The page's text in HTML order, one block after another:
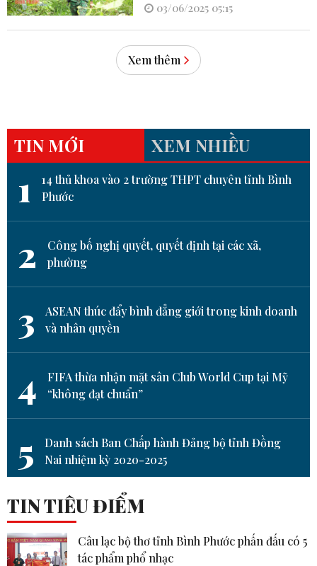
03/06/2025 05:15
Xem thêm
TIN MỚI XEM NHIỀU
1
14 thủ khoa vào 2 trường THPT chuyên tỉnh Bình
Phước
2
Công bố nghị quyết, quyết định tại các xã,
phường
3
ASEAN thúc đẩy bình đẳng giới trong kinh doanh
và nhân quyền
4
FIFA thừa nhận mặt sân Club World Cup tại Mỹ
“không đạt chuẩn”
5
Danh sách Ban Chấp hành Đảng bộ tỉnh Đồng
Nai nhiệm kỳ 2020-2025
TIN TIÊU ĐIỂM
Câu lạc bộ thơ tỉnh Bình Phước phấn đấu có 5
tác phẩm phổ nhạc